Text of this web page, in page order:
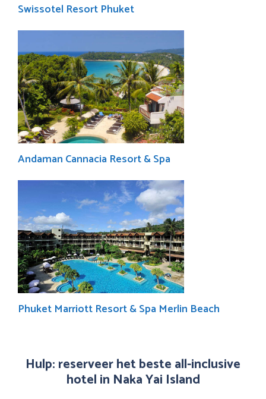
Swissotel Resort Phuket
Andaman Cannacia Resort & Spa
Phuket Marriott Resort & Spa Merlin Beach
Hulp: reserveer het beste all-inclusive
hotel in Naka Yai Island